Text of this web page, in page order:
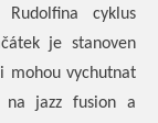
cyklus
je stanoven
mohou vychutnat
na jazz fusion a